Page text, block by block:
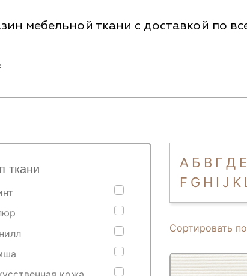
мебельной ткани с доставкой по
ткани А Б В Г Д Е
F G H I J K
Сортировать